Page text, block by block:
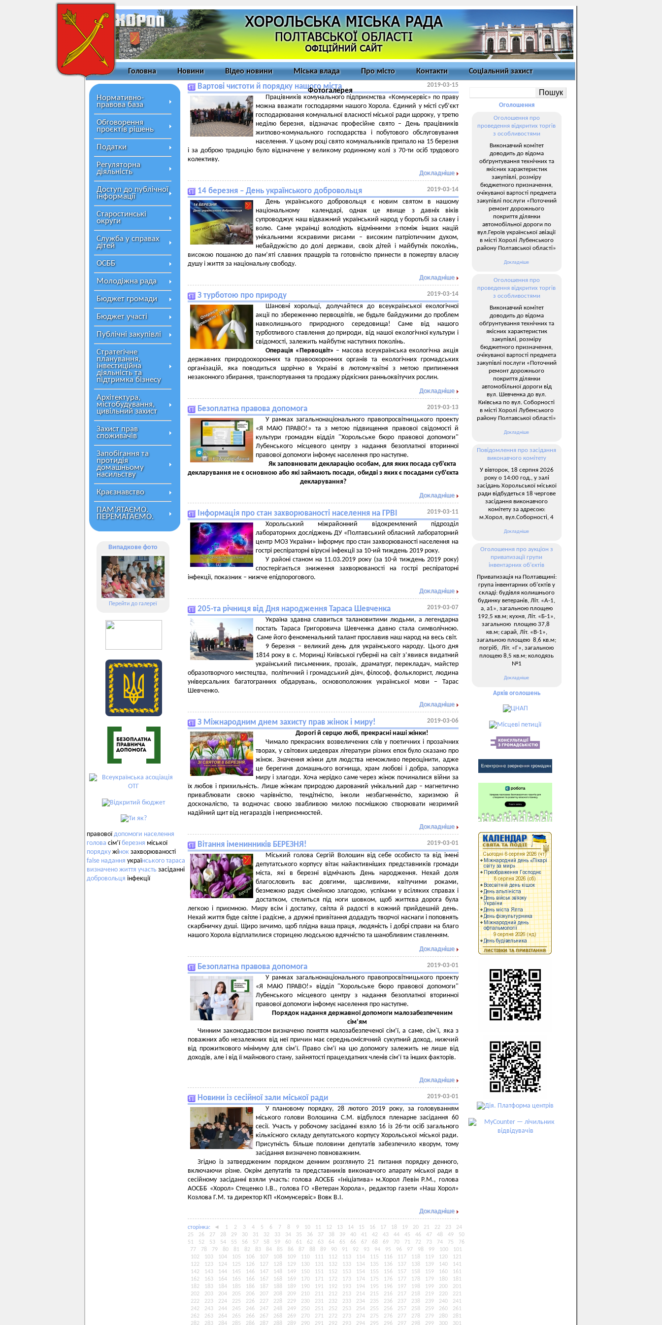
Головна Новини Відео новини Міська влада Про місто Контакти Соціальний захист
Фотогалерея
Нормативно-
правова база
Обговорення
проєктів рішень
Податки
Регуляторна
діяльність
Доступ до публічної
інформації
Старостинські
округи
Служба у справах
дітей
ОСББ
Молодіжна рада
Бюджет громади
Бюджет участі
Публічні закупівлі
Стратегічне
планування,
інвестиційна
діяльність та
підтримка бізнесу
Архітектура,
містобудування,
цивільний захист
Захист прав
споживачів
Запобігання та
протидія
домашньому
насильству
Краєзнавство
ПАМ’ЯТАЄМО.
ПЕРЕМАГАЄМО.
Випадкове фото
Перейти до галереї
правовоїдопомоги населення
голова сім’їберезня міської
порядку жінок захворюваності
false надання українського тараса
визначено життя участь засіданні
добровольця інфекції
Вартові чистоти й порядку нашого міста 2019-03-15
Працівників комунального підприємства «Комунсервіс» по праву
можна вважати господарями нашого Хорола. Єдиний у місті суб’єкт
господарювання комунальної власності міської ради щороку, у третю
неділю березня, відзначає професійне свято – День працівників
житлово-комунального господарства і побутового обслуговування
населення. У цьому році свято комунальників припало на 15 березня
і за доброю традицію було відзначене у великому родинному колі з 70-ти осіб трудового
колективу.
Докладніше
14 березня – День українського добровольця 2019-03-14
День українського добровольця є новим святом в нашому
національному календарі, однак це явище з давніх віків
супроводжує наш відважний український народ у боротьбі за славу і
волю. Саме українці володіють відмінними з-поміж інших націй
унікальними яскравими рисами – високим патріотичним духом,
небайдужістю до долі держави, своїх дітей і майбутніх поколінь,
високою пошаною до пам’яті славних пращурів та готовністю принести в пожертву власну
душу і життя за національну свободу.
Докладніше
З турботою про природу 2019-03-14
Шановні хорольці, долучайтеся до всеукраїнської екологічної
акції по збереженню первоцвітів, не будьте байдужими до проблем
навколишнього природного середовища! Саме від нашого
турботливого ставлення до природи, від нашої екологічної культури і
свідомості, залежить майбутнє наступних поколінь.
Операція «Первоцвіт» – масова всеукраїнська екологічна акція
державних природоохоронних та правоохоронних органів та екологічних громадських
організацій, яка поводиться щорічно в Україні в лютому-квітні з метою припинення
незаконного збирання, транспортування та продажу рідкісних ранньоквітучих рослин.
Докладніше
Безоплатна правова допомога 2019-03-13
У рамках загальнонаціонального правопросвітницького проекту
«Я МАЮ ПРАВО!» та з метою підвищення правової свідомості й
культури громадян відділ "Хорольське бюро правової допомоги"
Лубенського місцевого центру з надання безоплатної вторинної
правової допомоги інфомує населення про наступне.
Як заповнювати декларацію особам, для яких посада суб'єкта
декларування не є основною або які займають посади, обидві з яких є посадами суб'єкта
декларування?
Докладніше
Інформація про стан захворюваності населення на ГРВІ 2019-03-11
Хорольський міжрайонний відокремлений підрозділ
лабораторних досліджень ДУ «Полтавський обласний лабораторний
центр МОЗ України» інформує про стан захворюваності населення на
гострі респіраторні вірусні інфекції за 10-ий тиждень 2019 року.
У районі станом на 11.03.2019 року (за 10-й тиждень 2019 року)
спостерігається зниження захворюваності на гострі респіраторні
інфекції, показник – нижче епідпорогового.
Докладніше
205-та річниця від Дня народження Тараса Шевченка 2019-03-07
Україна здавна славиться талановитими людьми, а легендарна
постать Тараса Григоровича Шевченка давно стала символічною.
Саме його феноменальний талант прославив наш народ на весь світ.
9 березня – великий день для українського народу. Цього дня
1814 року в с. Моринці Київської губернії на світ з’явився видатний
український письменник, прозаїк, драматург, перекладач, майстер
образотворчого мистецтва, політичний і громадський діяч, філософ, фольклорист, людина
універсальних багатогранних обдарувань, основоположник української мови – Тарас
Шевченко.
Докладніше
З Міжнародним днем захисту прав жінок і миру! 2019-03-06
Дорогі й серцю любі, прекрасні наші жінки!
Чимало прекрасних возвеличених слів у поетичних і прозаїчних
творах, у світових шедеврах літератури різних епох було сказано про
жінок. Значення жінки для людства неможливо переоцінити, адже
це берегиня домашнього вогнища, храм любові і добра, запорука
миру і злагоди. Хоча нерідко саме через жінок починалися війни за
їх любов і прихильність. Лише жінкам природою дарований унікальний дар – магнетично
приваблювати своєю чарівністю, тендітністю, інколи незбагненністю, харизмою й
досконалістю, та водночас своєю звабливою милою посмішкою створювати незримий
надійний щит від негараздів і неприємностей.
Докладніше
Вітання іменинників БЕРЕЗНЯ! 2019-03-01
Міський голова Сергій Волошин від себе особисто та від імені
депутатського корпусу вітає найактивніших представників громади
міста, які в березні відмічають День народження. Нехай доля
благословить вас довгими, щасливими, квітучими роками,
безмежно радує сімейною злагодою, успіхами у всіляких справах і
достатком, стелиться під ноги шовком, щоб життєва дорога була
легкою і приємною. Миру всім і достатку, світла й радості в кожний прийдешній день.
Нехай життя буде світле і радісне, а дружні привітання додадуть творчої наснаги і поповнять
скарбничку душі. Щиро зичимо, щоб плідна ваша праця, людяність і добрі справи на благо
нашого Хорола відплатилися сторицею людською вдячністю та шанобливим ставленням.
Докладніше
Безоплатна правова допомога 2019-03-01
У рамках загальнонаціонального правопросвітницького проекту
«Я МАЮ ПРАВО!» відділ "Хорольське бюро правової допомоги"
Лубенського місцевого центру з надання безоплатної вторинної
правової допомоги інфомує населення про наступне.
Порядок надання державної допомоги малозабезпеченим
сім’ям
Чинним законодавством визначено поняття малозабезпеченої сім’ї, а саме, сім`ї, яка з
поважних або незалежних від неї причин має середньомісячний сукупний доход, нижчий
від прожиткового мінімуму для сім’ї. Право сім’ї на цю допомогу залежить не лише від
доходів, але і від її майнового стану, зайнятості працездатних членів сім’ї та інших факторів.
Докладніше
Новини із сесійної зали міської ради 2019-03-01
У плановому порядку, 28 лютого 2019 року, за головуванням
міського голови Волошина С.М. відбулося пленарне засідання 60
сесії. Участь у робочому засіданні взяло 16 із 26-ти осіб загального
кількісного складу депутатського корпусу Хорольської міської ради.
Присутність більше половини депутатів забезпечило кворум, тому
засідання визначено повноважним.
Згідно із затвердженим порядком денним розглянуто 21 питання порядку денного,
включаючи різне. Окрім депутатів та представників виконавчого апарату міської ради в
сесійному засіданні взяли участь: голова АОСББ «Ініціатива» м.Хорол Левін Р.М., голова
АОСББ «Хорол» Стеценко І.В., голова ГО «Ветеран Хорола», редактор газети «Наш Хорол»
Козлова Г.М. та директор КП «Комунсервіс» Вовк В.І.
Докладніше
сторiнка: ◄ 1 2 3 4 5 6 7 8 9 10 11 12 13 14 15 16 17 18 19 20 21 22 23
24
25
26 27 28 29 30 31 32 33 34 35 36 37 38 39 40 41 42 43 44 45 46 47 48 49
50
51
52 53 54 55 56 57 58 59 60 61 62 63 64 65 66 67 68 69 70 71 72 73 74 75
76
77
78 79 80 81 82 83 84 85 86 87 88 89 90 91 92 93 94 95 96 97 98 99 100
101
102
103 104 105 106 107 108 109 110 111 112 113 114 115 116 117 118 119 120
121
122
123 124 125 126 127 128 129 130 131 132 133 134 135 136 137 138 139 140
141
142
143 144 145 146 147 148 149 150 151 152 153 154 155 156 157 158 159 160
161
162
163 164 165 166 167 168 169 170 171 172 173 174 175 176 177 178 179 180
181
182
183 184 185 186 187 188 189 190 191 192 193 194 195 196 197 198 199 200
201
202
203 204 205 206 207 208 209 210 211 212 213 214 215 216 217 218 219 220
221
222
223 224 225 226 227 228 229 230 231 232 233 234 235 236 237 238 239 240
241
242
243 244 245 246 247 248 249 250 251 252 253 254 255 256 257 258 259 260
261
262
263 264 265 266 267 268 269 270 271 272 273 274 275 276 277 278 279 280
281
282
283 284 285 286 287 288 289 290 291 292 293 294 295 296 297 298 299 300 301
Оголошення
Оголошення про
проведення відкритих торгів
з особливостями
Виконавчий комітет
доводить до відома
обґрунтування технічних та
якісних характеристик
закупівлі, розміру
бюджетного призначення,
очікуваної вартості предмета
закупівлі послуги «Поточний
ремонт дорожнього
покриття ділянки
автомобільної дороги по
вул.Героїв української авіації
в місті Хоролі Лубенського
району Полтавської області»
Докладніше
Оголошення про
проведення відкритих торгів
з особливостями
Виконавчий комітет
доводить до відома
обґрунтування технічних та
якісних характеристик
закупівлі, розміру
бюджетного призначення,
очікуваної вартості предмета
закупівлі послуги «Поточний
ремонт дорожнього
покриття ділянки
автомобільної дороги від
вул. Шевченка до вул.
Київська по вул. Соборності
в місті Хоролі Лубенського
району Полтавської області»
Докладніше
Повідомлення про засідання
виконавчого комітету
У вівторок, 18 серпня 2026
року о 14:00 год., у залі
засідань Хорольської міської
ради відбудеться 18 чергове
засідання виконавчого
комітету за адресою:
м.Хорол, вул.Соборності, 4
Докладніше
Оголошення про аукціон з
приватизації групи
інвентарних об’єктів
Приватизація на Полтавщині:
група інвентарних об’єктів у
складі: будівля колишнього
будинку ветеранів, Літ. «А-1,
а, а1», загальною площею
192,5 кв.м; кухня, Літ. «Б-1»,
загальною площею 37,8
кв.м; сарай, Літ. «В-1»,
загальною площею 8,6 кв.м;
погріб, Літ. «Г», загальною
площею 8,5 кв.м; колодязь
№1
Докладніше
Архів оголошень